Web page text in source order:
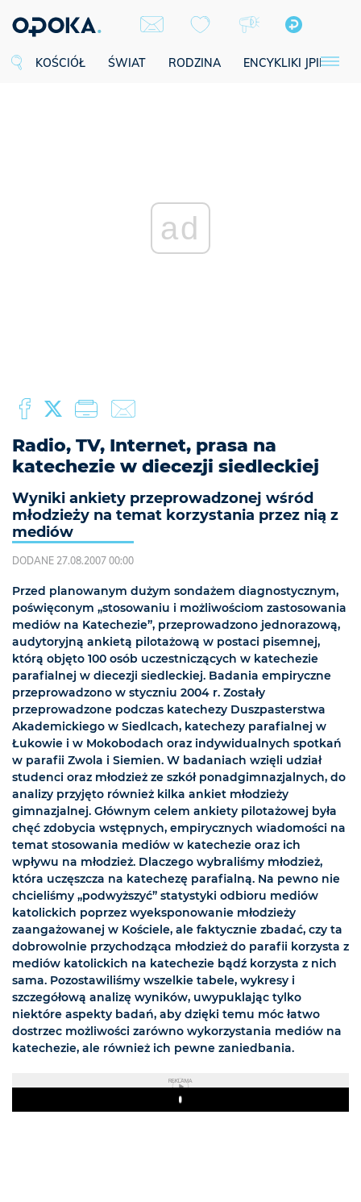
KOŚCIÓŁ ŚWIAT RODZINA ENCYKLIKI JPII
ad
Radio, TV, Internet, prasa na
katechezie w diecezji siedleckiej
Wyniki ankiety przeprowadzonej wśród
młodzieży na temat korzystania przez nią z
mediów
DODANE 27.08.2007 00:00
Przed planowanym dużym sondażem diagnostycznym,
poświęconym „stosowaniu i możliwościom zastosowania
mediów na Katechezie”, przeprowadzono jednorazową,
audytoryjną ankietą pilotażową w postaci pisemnej,
którą objęto 100 osób uczestniczących w katechezie
parafialnej w diecezji siedleckiej. Badania empiryczne
przeprowadzono w styczniu 2004 r. Zostały
przeprowadzone podczas katechezy Duszpasterstwa
Akademickiego w Siedlcach, katechezy parafialnej w
Łukowie i w Mokobodach oraz indywidualnych spotkań
w parafii Zwola i Siemien. W badaniach wzięli udział
studenci oraz młodzież ze szkół ponadgimnazjalnych, do
analizy przyjęto również kilka ankiet młodzieży
gimnazjalnej. Głównym celem ankiety pilotażowej była
chęć zdobycia wstępnych, empirycznych wiadomości na
temat stosowania mediów w katechezie oraz ich
wpływu na młodzież. Dlaczego wybraliśmy młodzież,
która uczęszcza na katechezę parafialną. Na pewno nie
chcieliśmy „podwyższyć” statystyki odbioru mediów
katolickich poprzez wyeksponowanie młodzieży
zaangażowanej w Kościele, ale faktycznie zbadać, czy ta
dobrowolnie przychodząca młodzież do parafii korzysta z
mediów katolickich na katechezie bądź korzysta z nich
sama. Pozostawiliśmy wszelkie tabele, wykresy i
szczegółową analizę wyników, uwypuklając tylko
niektóre aspekty badań, aby dzięki temu móc łatwo
dostrzec możliwości zarówno wykorzystania mediów na
katechezie, ale również ich pewne zaniedbania.
REKLAMA
Play